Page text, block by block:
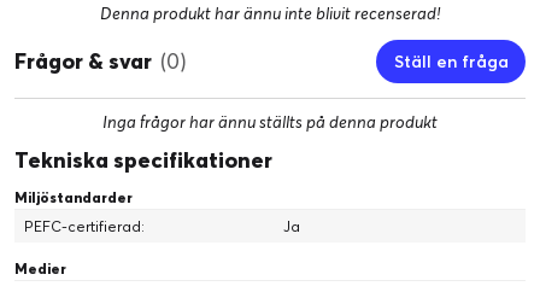
Denna produkt har ännu inte blivit recenserad!
Frågor & svar (0) Ställ en fråga
Inga frågor har ännu ställts på denna produkt
Tekniska specifikationer
Miljöstandarder
PEFC-certifierad:
Ja
Medier